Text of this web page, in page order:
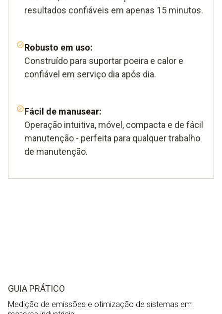
resultados confiáveis em apenas 15 minutos.
Robusto em uso:
Construído para suportar poeira e calor e
confiável em serviço dia após dia.
Fácil de manusear:
Operação intuitiva, móvel, compacta e de fácil
manutenção - perfeita para qualquer trabalho
de manutenção.
GUIA PRÁTICO
Medição de emissões e otimização de sistemas em